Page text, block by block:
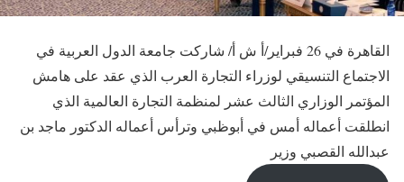
القاهرة في 26 فبراير/أ ش أ/ شاركت جامعة الدول العربية في
الاجتماع التنسيقي لوزراء التجارة العرب الذي عقد على هامش
المؤتمر الوزاري الثالث عشر لمنظمة التجارة العالمية الذي
انطلقت أعماله أمس في أبوظبي وترأس أعماله الدكتور ماجد بن
عبدالله القصبي وزير